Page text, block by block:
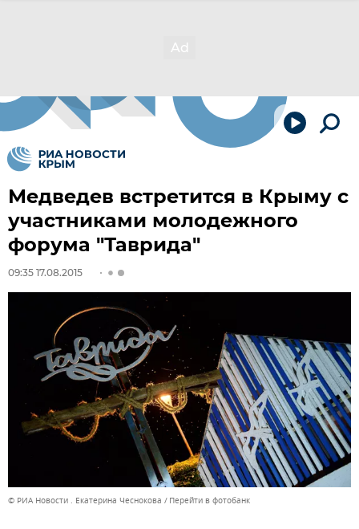
Медведев встретится в Крыму с
участниками молодежного
форума "Таврида"
09:35 17.08.2015
© РИА Новости . Екатерина Чеснокова Перейти в фотобанк